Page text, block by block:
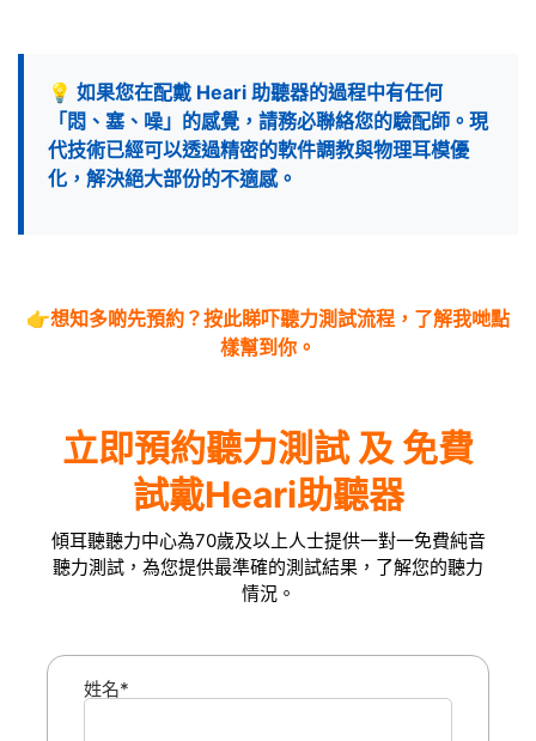
💡 如果您在配戴 Heari 助聽器的過程中有任何
「悶、塞、噪」的感覺，請務必聯絡您的驗配師。現
代技術已經可以透過精密的軟件調教與物理耳模優
化，解決絕大部份的不適感。
👉想知多啲先預約？按此睇吓聽力測試流程 ，了解我哋點
樣幫到你。
立即預約聽力測試 及 免費
試戴Heari助聽器
傾耳聽聽力中心為70歲及以上人士提供一對一免費純音
聽力測試，為您提供最準確的測試結果，了解您的聽力
情況。
姓名*